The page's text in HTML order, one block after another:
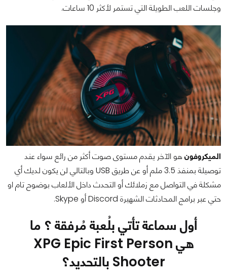
وجلسات اللعب الطويلة التي تستمر لأكثر 10 ساعات.
الميكروفونهو الآخر يقدم مستوى صوت أكثر من رائع سواء عند
توصيلة بمنفذ 3.5 ملم أو عن طريق USB وبالتالي لن يكون لديك أي
مشكلة في التواصل مع زملائك أو التحدث داخل الألعاب بوضوح تام او
حتي عبر برامج المحادثات الشهيرة Discord أو Skype.
أول سماعة تأتي بلُعبة مُرفقة ؟ ما
هي XPG Epic First Person
Shooter بالتحديد؟